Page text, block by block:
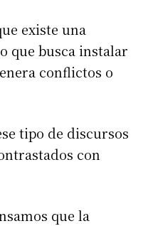
existe una
que busca instalar
conflictos o
tipo de discursos
con
que la